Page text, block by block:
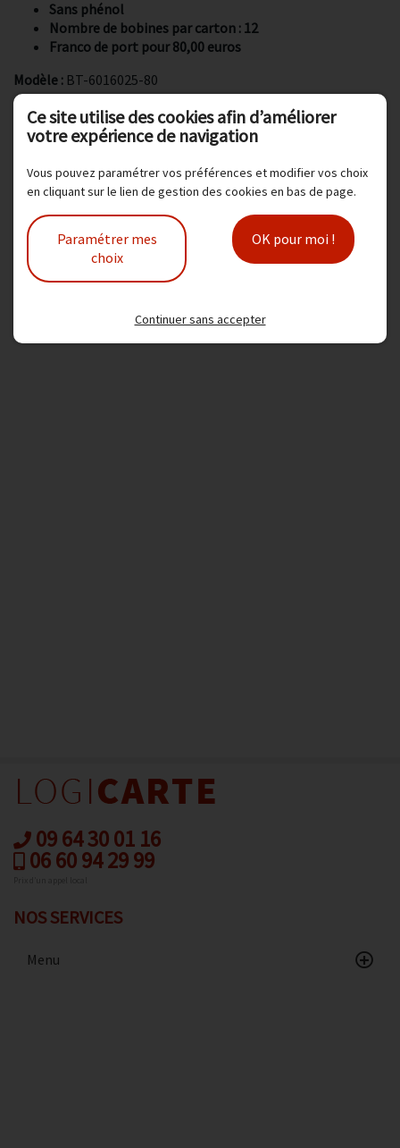
Sans phénol
Nombre de bobines par carton : 12
Franco de port pour 80,00 euros
Modèle : BT-6016025-80
95,04 € TTC
79,20 € HT
Ajouter au panier
Produit(s) associé(s)
09 64 30 01 16
06 60 94 29 99
NOS SERVICES
Menu
Ce site utilise des cookies afin d’améliorer
votre expérience de navigation
Vous pouvez paramétrer vos préférences et modifier vos choix
en cliquant sur le lien de gestion des cookies en bas de page.
Paramétrer mes
choix
OK pour moi !
Continuer sans accepter